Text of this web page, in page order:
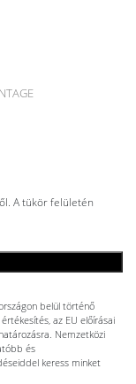
A tükör felületén
belül történő
az EU előírásai
Nemzetközi
és
keress minket